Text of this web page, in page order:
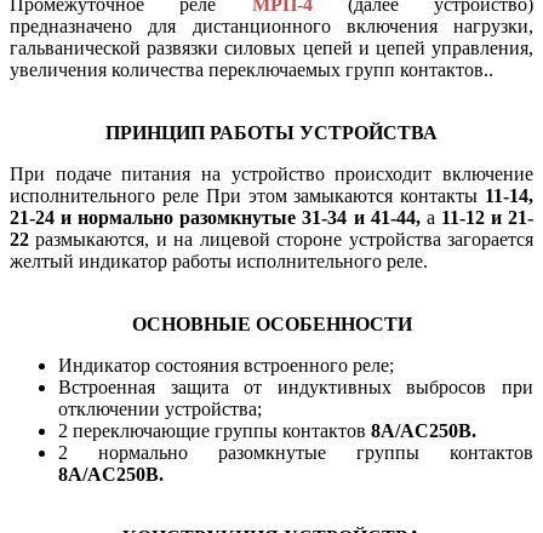
предназначено для дистанционного включения нагрузки,
гальванической развязки силовых цепей и цепей управления,
увеличения количества переключаемых групп контактов..
ПРИНЦИП РАБОТЫ УСТРОЙСТВА
При подаче питания на устройство происходит включение
исполнительного реле При этом замыкаются контакты 11-14,
21-24 и нормально разомкнутые 31-34 и 41-44, а 11-12 и 21-
22размыкаются, и на лицевой стороне устройства загорается
желтый индикатор работы исполнительного реле.
ОСНОВНЫЕ ОСОБЕННОСТИ
Индикатор состояния встроенного реле;
Встроенная защита от индуктивных выбросов при
отключении устройства;
2 переключающие группы контактов 8А/AC250В.
2 нормально разомкнутые группы контактов
8А/AC250В.